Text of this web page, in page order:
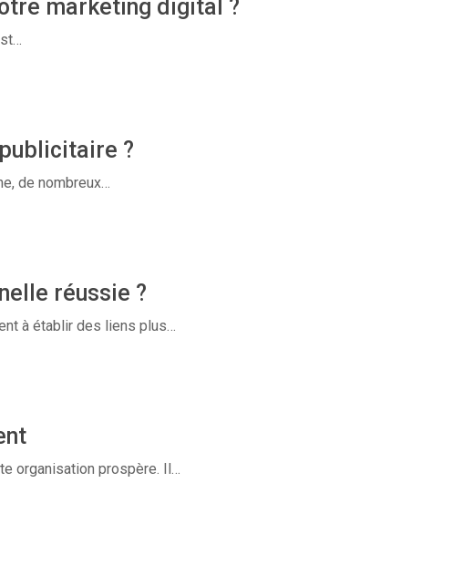
marketing digital ?
?
de nombreux…
réussie ?
à établir des liens plus…
organisation prospère. Il…